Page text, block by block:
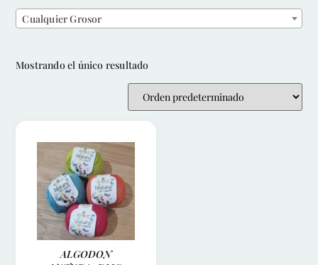
Cualquier Grosor
Mostrando el único resultado
ALGODON